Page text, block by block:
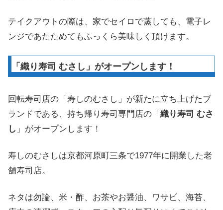
テイクアウトの際は、家でセイロで蒸しても、電子レ
ンジであたためてもふっくら美味しく頂けます。
「織り寿司 むさし」がオープンします！
回転寿司店の「寿しのむさし」が新たに立ち上げたブ
ランドである、持ち帰り寿司専門店の「 織り寿司 むさ
し 」がオープンします！
寿しのむさしは京都河原町三条で1977年に開業した老
舗寿司店。
ネタは勿論、米・酢、お茶やお醤油、ワサビ、海苔、